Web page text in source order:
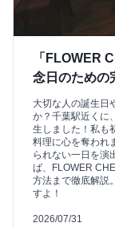
「FLOWER
念日のための
大切な人の誕生日
か？千葉駅近くに
生しました！私も
料理に心を奪われ
られない一日を演
ば、FLOWER
方法まで徹底解説
すよ！
2026/07/31